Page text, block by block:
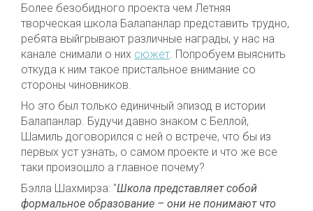
Более безобидного проекта чем Летняя
творческая школа Балапанлар представить трудно,
ребята выйгрывают различные награды, у нас на
канале снимали о них сюжет . Попробуем выяснить
откуда к ним такое пристальное внимание со
стороны чиновников.
Но это был только единичный эпизод в истории
Балапанлар. Будучи давно знаком с Беллой,
Шамиль договорился с ней о встрече, что бы из
первых уст узнать, о самом проекте и что же все
таки произошло а главное почему?
Бэлла Шахмирза: "Школа представляет собой
формальное образование – они не понимают что